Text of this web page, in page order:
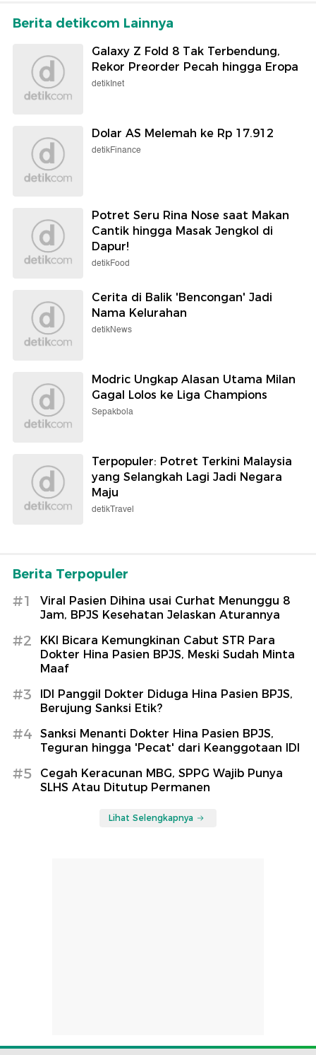
Berita detikcom Lainnya
Galaxy Z Fold 8 Tak Terbendung,
Rekor Preorder Pecah hingga Eropa
detikInet
Dolar AS Melemah ke Rp 17.912
detikFinance
Potret Seru Rina Nose saat Makan
Cantik hingga Masak Jengkol di
Dapur!
detikFood
Cerita di Balik 'Bencongan' Jadi
Nama Kelurahan
detikNews
Modric Ungkap Alasan Utama Milan
Gagal Lolos ke Liga Champions
Sepakbola
Terpopuler: Potret Terkini Malaysia
yang Selangkah Lagi Jadi Negara
Maju
detikTravel
Berita Terpopuler
#1
Viral Pasien Dihina usai Curhat Menunggu 8
Jam, BPJS Kesehatan Jelaskan Aturannya
#2
KKI Bicara Kemungkinan Cabut STR Para
Dokter Hina Pasien BPJS, Meski Sudah Minta
Maaf
#3
IDI Panggil Dokter Diduga Hina Pasien BPJS,
Berujung Sanksi Etik?
#4
Sanksi Menanti Dokter Hina Pasien BPJS,
Teguran hingga 'Pecat' dari Keanggotaan IDI
#5
Cegah Keracunan MBG, SPPG Wajib Punya
SLHS Atau Ditutup Permanen
Lihat Selengkapnya